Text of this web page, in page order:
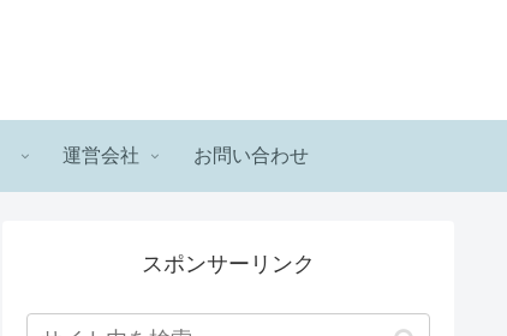
運営会社 お問い合わせ
スポンサーリンク